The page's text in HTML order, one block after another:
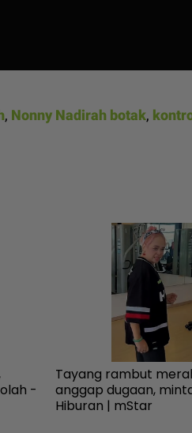
, Nonny Nadirah botak,
-
Tayang rambut
anggap dugaan,
Hiburan | mStar